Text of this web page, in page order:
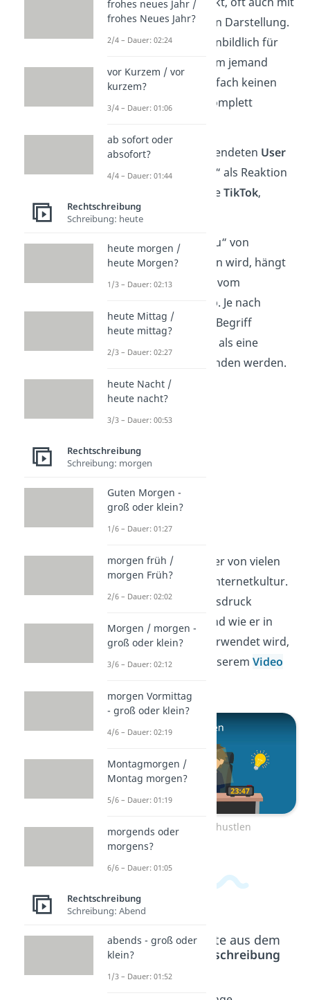
einer übertriebenen Darstellung.
Die Szene steht sinnbildlich für
den Moment, in dem jemand
etwas hört, das einfach keinen
Sinn
ergibt oder komplett
Wenig später verwendeten User
regelmäßig „sybau“ als Reaktion
auf Plattformen wieTikTok,
Instagram und X.
Wichtig:
Wie „sybau“ von
anderen verstanden wird, hängt
stark vomTon
und vom
Zusammenhang ab. Je nach
Situation kann der Begriff
oder auch als eine
Beleidigung verstanden werden.
hustlen
„Sybau“ ist nur einer von vielen
Begriffen aus der Internetkultur.
Was hinter dem Ausdruck
hustlen
steckt und wie er in
sozialen Medien verwendet wird,
zeigen wir dir in unseremVideo
Zum Video: hustlen
Beliebte Inhalte aus dem
Bereich
Rechtschreibung
frohes neues Jahr /
frohes Neues Jahr?
2/4 – Dauer: 02:24
vor Kurzem / vor
kurzem?
3/4 – Dauer: 01:06
ab sofort oder
absofort?
4/4 – Dauer: 01:44
Rechtschreibung
Schreibung: heute
heute morgen /
heute Morgen?
1/3 – Dauer: 02:13
heute Mittag /
heute mittag?
2/3 – Dauer: 02:27
heute Nacht /
heute nacht?
3/3 – Dauer: 00:53
Rechtschreibung
Schreibung: morgen
Guten Morgen -
groß oder klein?
1/6 – Dauer: 01:27
morgen früh /
morgen Früh?
2/6 – Dauer: 02:02
Morgen / morgen -
groß oder klein?
3/6 – Dauer: 02:12
morgen Vormittag
- groß oder klein?
4/6 – Dauer: 02:19
Montagmorgen /
Montag morgen?
5/6 – Dauer: 01:19
morgends oder
morgens?
6/6 – Dauer: 01:05
Rechtschreibung
Schreibung: Abend
abends - groß oder
klein?
1/3 – Dauer: 01:52